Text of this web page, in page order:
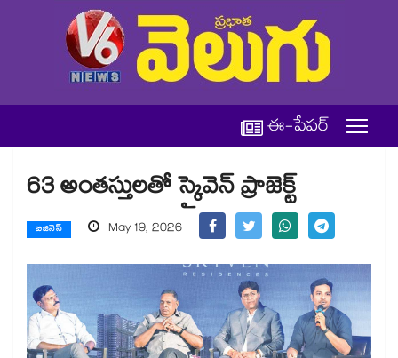
ఈ-పేపర్
63 అంతస్తులతో స్కైవెన్ ప్రాజెక్ట్
బిజినెస్ May 19, 2026